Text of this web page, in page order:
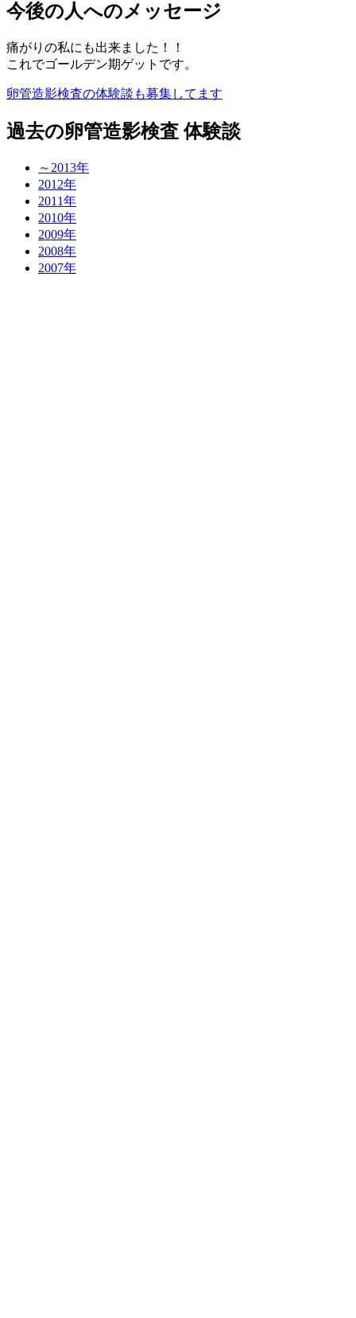
今後の人へのメッセージ
痛がりの私にも出来ました！！
これでゴールデン期ゲットです。
卵管造影検査の体験談も募集してます
過去の卵管造影検査 体験談
～2013年
2012年
2011年
2010年
2009年
2008年
2007年